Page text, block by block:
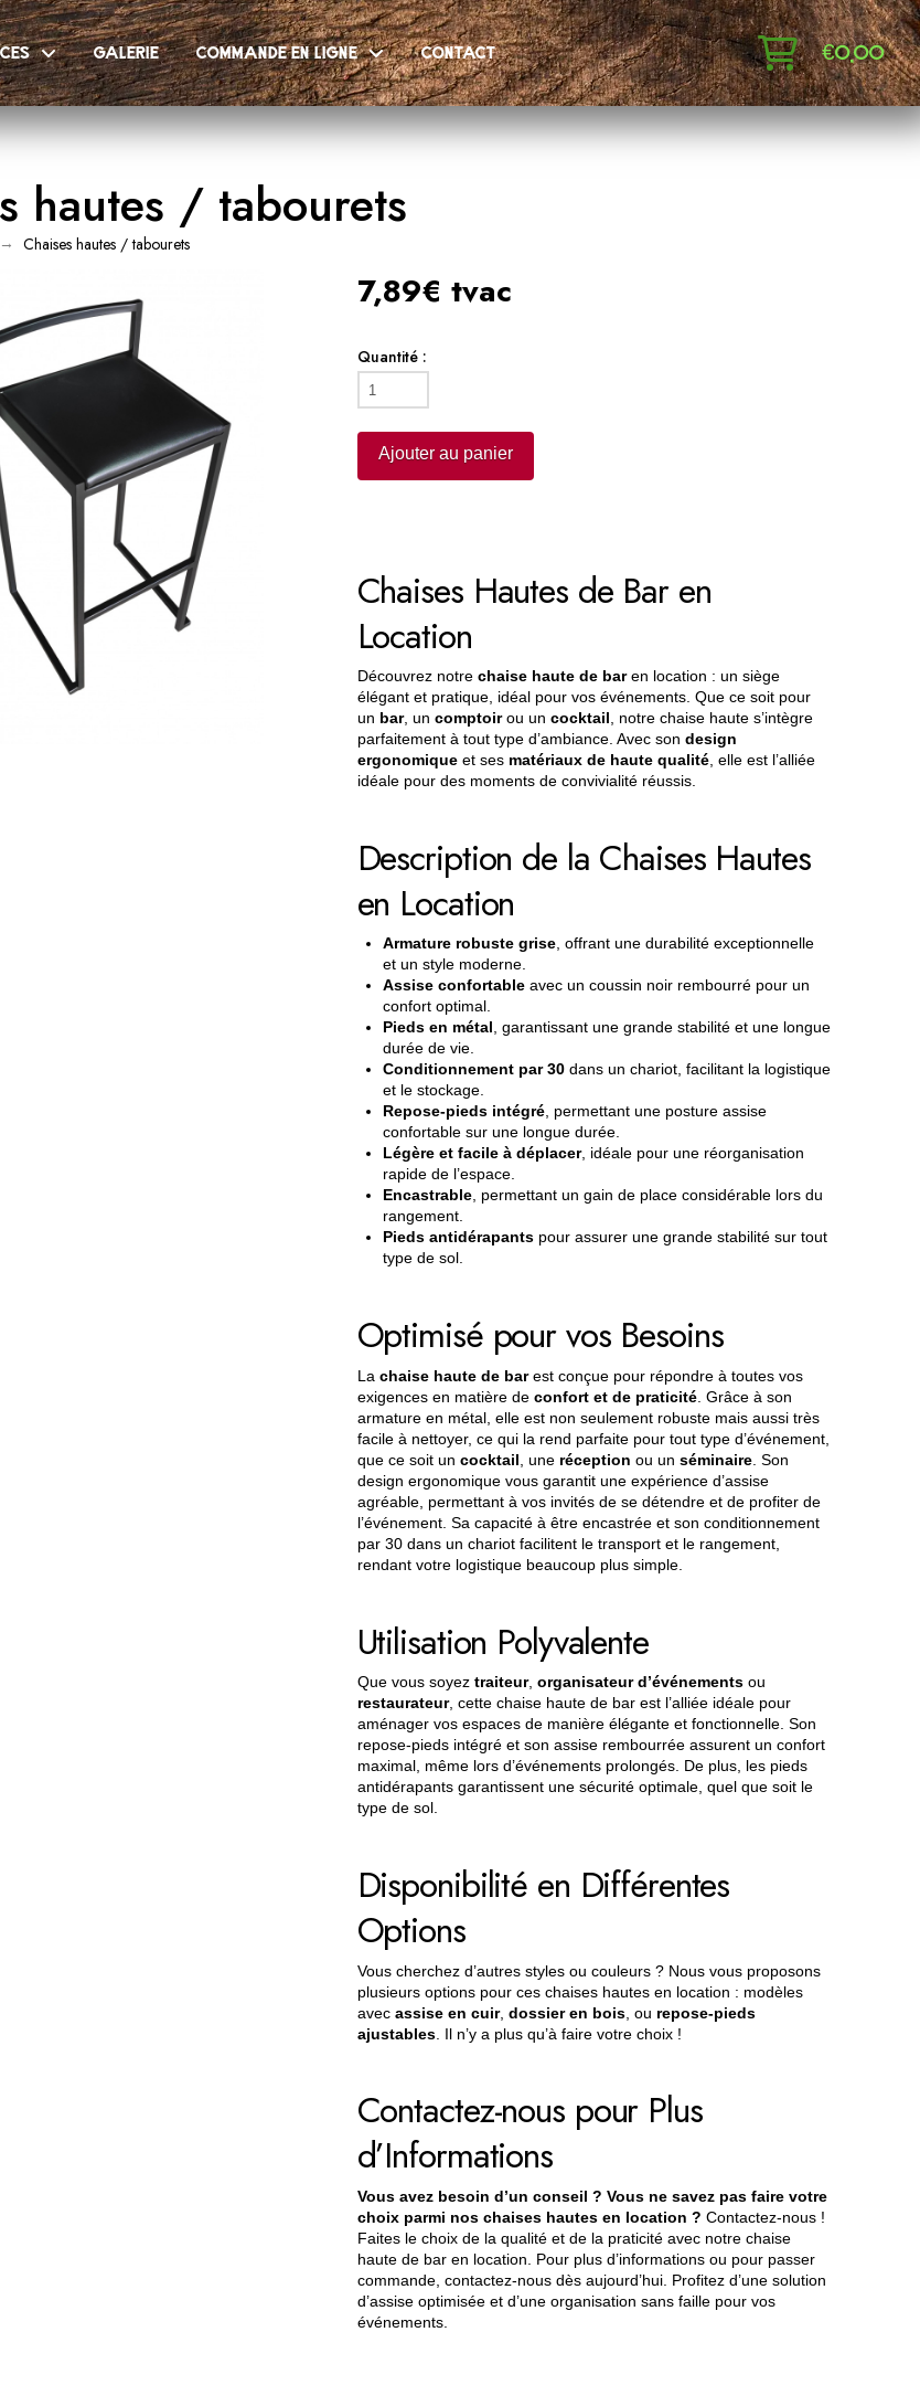
galerie commande en ligne contact €0,00
hautes / tabourets
→ Chaises hautes / tabourets
7,89€ tvac
Quantité :
quantité
de
Chaises
hautes
Ajouter au panier
Chaises Hautes de Bar en
Location
Découvrez notre chaise haute de baren location : un siège
élégant et pratique, idéal pour vos événements. Que ce soit pour
un bar, un comptoirou un cocktail , notre chaise haute s’intègre
parfaitement à tout type d’ambiance. Avec son design
ergonomiqueet ses matériaux de haute qualité, elle est l’alliée
idéale pour des moments de convivialité réussis.
Description de la Chaises Hautes
en Location
Armature robuste grise, offrant une durabilité exceptionnelle
et un style moderne.
Assise confortableavec un coussin noir rembourré pour un
confort optimal.
Pieds en métal, garantissant une grande stabilité et une longue
durée de vie.
Conditionnement par 30dans un chariot, facilitant la logistique
et le stockage.
Repose-pieds intégré, permettant une posture assise
confortable sur une longue durée.
Légère et facile à déplacer, idéale pour une réorganisation
rapide de l’espace.
Encastrable, permettant un gain de place considérable lors du
rangement.
Pieds antidérapantspour assurer une grande stabilité sur tout
type de sol.
Optimisé pour vos Besoins
La chaise haute de barest conçue pour répondre à toutes vos
exigences en matière de confort et de praticité. Grâce à son
armature en métal, elle est non seulement robuste mais aussi très
facile à nettoyer, ce qui la rend parfaite pour tout type d’événement,
que ce soit un cocktail , une réception ou un séminaire. Son
design ergonomique vous garantit une expérience d’assise
agréable, permettant à vos invités de se détendre et de profiter de
l’événement. Sa capacité à être encastrée et son conditionnement
par 30 dans un chariot facilitent le transport et le rangement,
rendant votre logistique beaucoup plus simple.
Utilisation Polyvalente
Que vous soyez traiteur, organisateur d’événementsou
restaurateur, cette chaise haute de bar est l’alliée idéale pour
aménager vos espaces de manière élégante et fonctionnelle. Son
repose-pieds intégré et son assise rembourrée assurent un confort
maximal, même lors d’événements prolongés. De plus, les pieds
antidérapants garantissent une sécurité optimale, quel que soit le
type de sol.
Disponibilité en Différentes
Options
Vous cherchez d’autres styles ou couleurs ? Nous vous proposons
plusieurs options pour ces chaises hautes en location : modèles
avec assise en cuir, dossier en bois, ou repose-pieds
ajustables. Il n’y a plus qu’à faire votre choix !
Contactez-nous pour Plus
d’Informations
Vous avez besoin d’un conseil ? Vous ne savez pas faire votre
choix parmi nos chaises hautes en location ? Contactez-nous !
Faites le choix de la qualité et de la praticité avec notre chaise
haute de bar en location. Pour plus d’informations ou pour passer
commande, contactez-nous dès aujourd’hui. Profitez d’une solution
d’assise optimisée et d’une organisation sans faille pour vos
événements.